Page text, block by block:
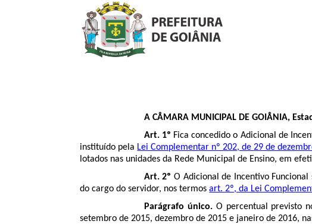
A CÂMARA MUNICIPAL DE GOIÂNIA,
Art. 1º Fica concedido o Adicional de
instituído pela Lei Complementar nº 202, de 29 de
lotados nas unidades da Rede Municipal de Ensino, em
Art. 2º O Adicional de Incentivo
do cargo do servidor, nos termosart. 2º, da Lei
Parágrafo único.O percentual previsto
setembro de 2015, dezembro de 2015 e janeiro de 2016,